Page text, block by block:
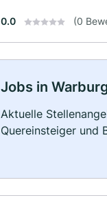
0.0 (0
Jobs in
Aktuelle
Quereinsteiger und